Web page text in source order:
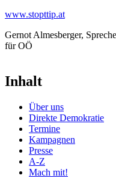
www.stopttip.at
Gernot Almesberger,
für OÖ
Inhalt
Über uns
Direkte Demokratie
Termine
Kampagnen
Presse
A-Z
Mach mit!